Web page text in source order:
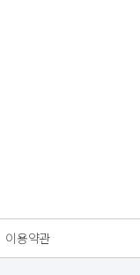
이용약관